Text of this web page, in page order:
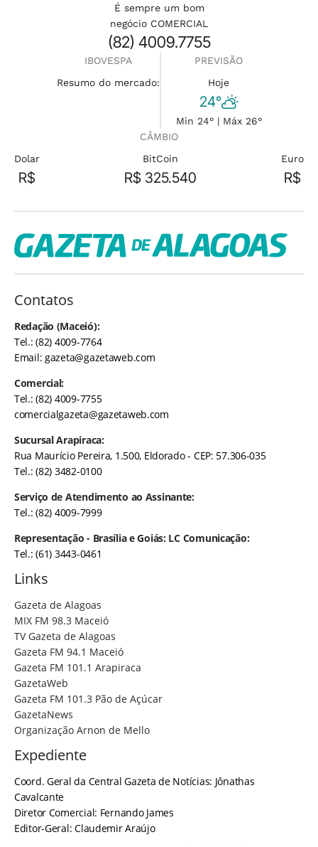
É sempre um bom
negócio COMERCIAL
(82) 4009.7755
IBOVESPA
Resumo do mercado:
PREVISÃO
Hoje
24°
Min 24° | Máx 26°
CÂMBIO
Dolar
R$
BitCoin
R$ 325.540
Euro
R$
Contatos
Redação (Maceió):
Tel.: (82) 4009-7764
Email:gazeta@gazetaweb.com
Comercial:
Tel.: (82) 4009-7755
comercialgazeta@gazetaweb.com
Sucursal Arapiraca:
Rua Maurício Pereira, 1.500, Eldorado - CEP: 57.306-035
Tel.: (82) 3482-0100
Serviço de Atendimento ao Assinante:
Tel.: (82) 4009-7999
Representação - Brasília e Goiás: LC Comunicação:
Tel.: (61) 3443-0461
Links
Gazeta de Alagoas
MIX FM 98.3 Maceió
TV Gazeta de Alagoas
Gazeta FM 94.1 Maceió
Gazeta FM 101.1 Arapiraca
GazetaWeb
Gazeta FM 101.3 Pão de Açúcar
GazetaNews
Organização Arnon de Mello
Expediente
Coord. Geral da Central Gazeta de Notícias: Jônathas
Cavalcante
Diretor Comercial: Fernando James
Editor-Geral: Claudemir Araújo